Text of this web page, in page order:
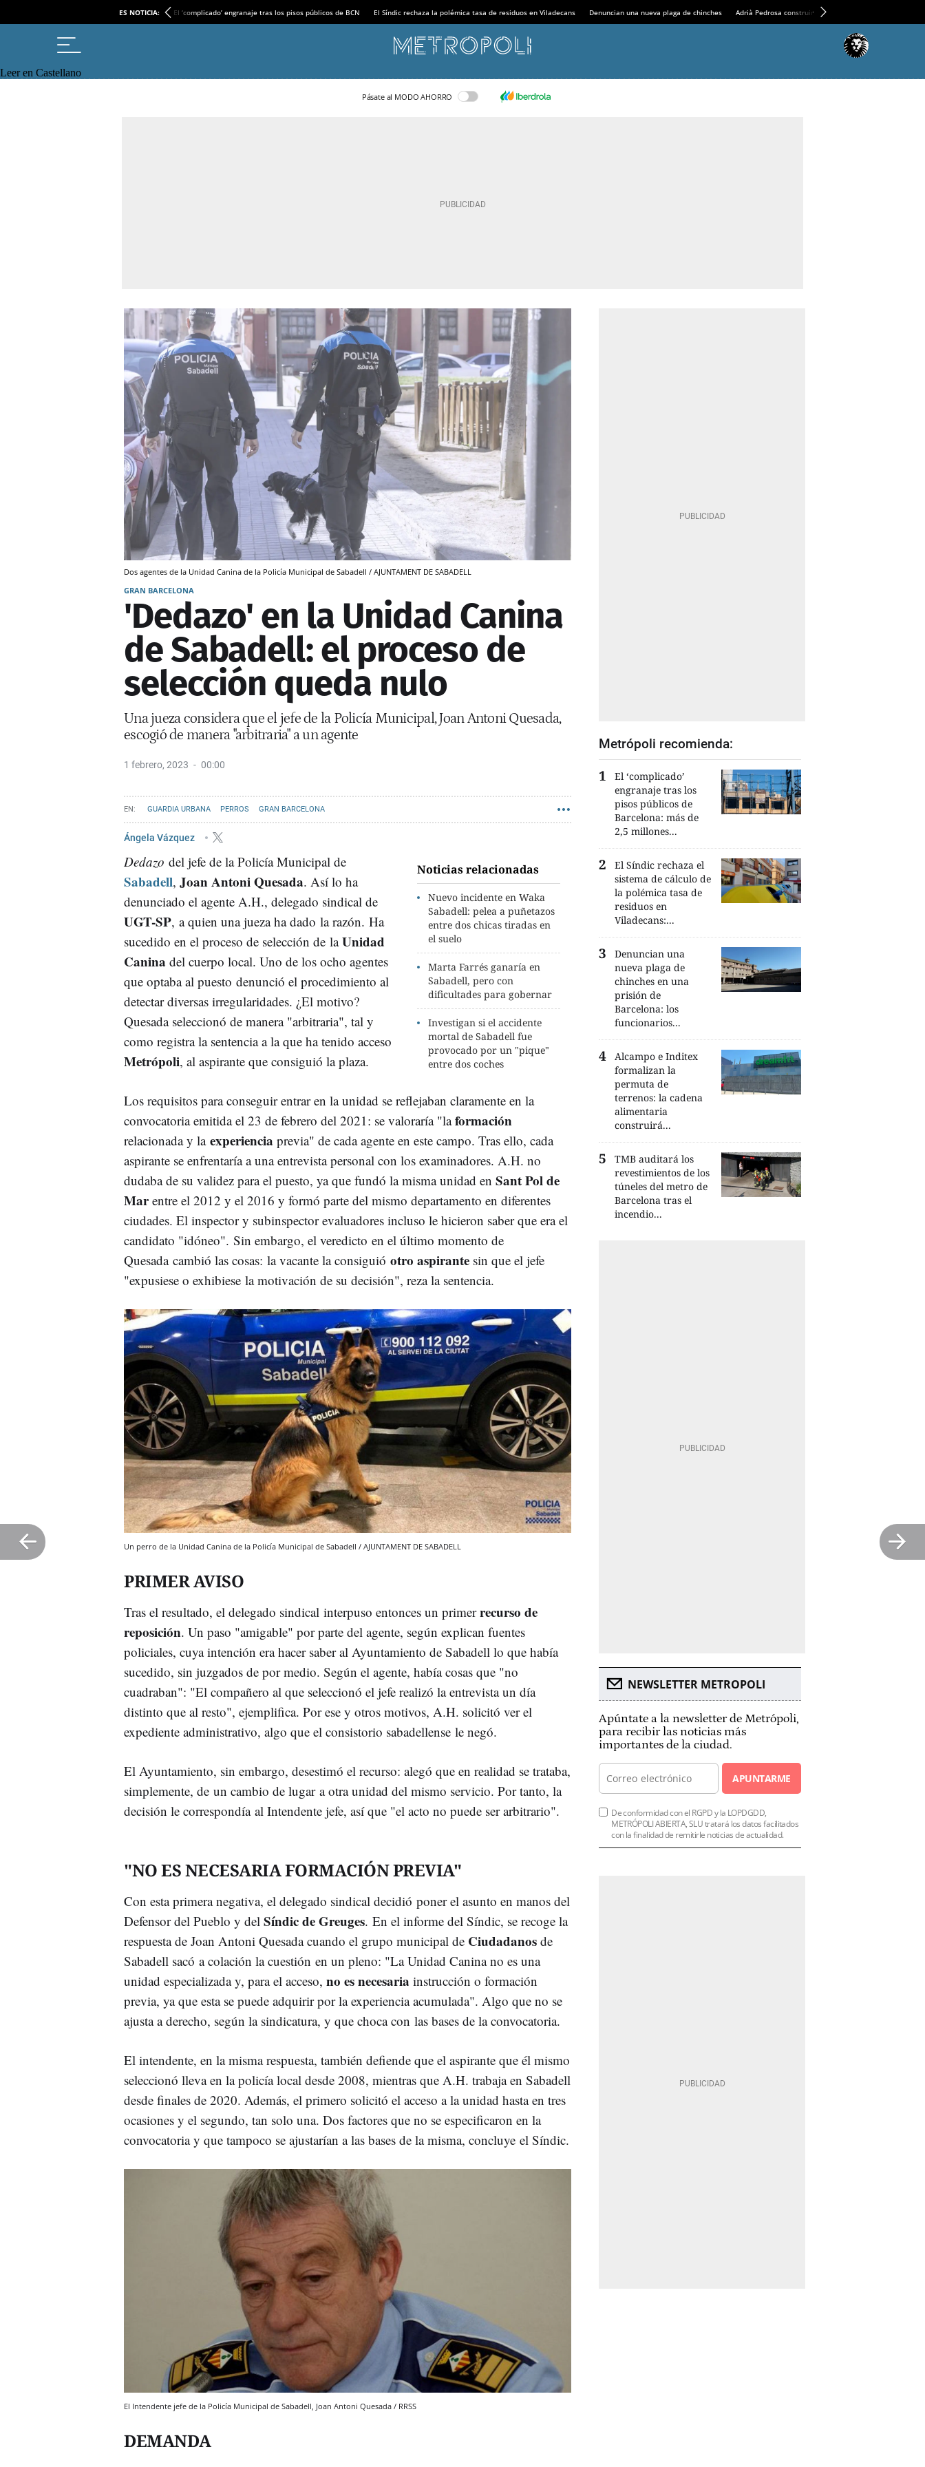
ES NOTICIA: El ‘complicado’ engranaje tras los pisos públicos de BCN El Síndic rechaza la polémica tasa de residuos en Viladecans Denuncian una nueva plaga de chinches Adrià Pedrosa construirá la nueva residencia en el
Leer en Castellano
Pásate al MODO AHORRO
Dos agentes de la Unidad Canina de la Policía Municipal de Sabadell / AJUNTAMENT DE SABADELL
GRAN BARCELONA
'Dedazo' en la Unidad Canina
de Sabadell: el proceso de
selección queda nulo
Una jueza considera que el jefe de la Policía Municipal, Joan Antoni Quesada,
escogió de manera "arbitraria" a un agente
1 febrero, 2023 00:00
GUARDIA URBANA PERROS GRAN BARCELONA
Ángela Vázquez
Noticias relacionadas
Nuevo incidente en Waka
Sabadell: pelea a puñetazos
entre dos chicas tiradas en
el suelo
Marta Farrés ganaría en
Sabadell, pero con
dificultades para gobernar
Investigan si el accidente
mortal de Sabadell fue
provocado por un "pique"
entre dos coches
Dedazo del jefe de la Policía Municipal de
Sabadell, Joan Antoni Quesada. Así lo ha
denunciado el agente A.H., delegado sindical de
UGT-SP, a quien una jueza ha dado la razón. Ha
sucedido en el proceso de selección de laUnidad
Canina del cuerpo local. Uno de los ocho agentes
que optaba al puesto denunció el procedimiento al
detectar diversas irregularidades. ¿El motivo?
Quesada seleccionó de manera "arbitraria", tal y
como registra la sentencia a la que ha tenido acceso
Metrópoli, al aspirante que consiguió la plaza.
Los requisitos para conseguir entrar en la unidad se reflejaban claramente en la
convocatoria emitida el 23 de febrero del 2021: se valoraría "laformación
relacionada y la experiencia previa" de cada agente en este campo. Tras ello, cada
aspirante se enfrentaría a una entrevista personal con los examinadores. A.H. no
dudaba de su validez para el puesto, ya que fundó la misma unidad en Sant Pol de
Marentre el 2012 y el 2016 y formó parte del mismo departamento en diferentes
ciudades. El inspector y subinspector evaluadores incluso le hicieron saber que era el
candidato "idóneo". Sin embargo, el veredicto en el último momento de
Quesada cambió las cosas: la vacante la consiguió otro aspirante sin que el jefe
"expusiese o exhibiese la motivación de su decisión", reza la sentencia.
Un perro de la Unidad Canina de la Policía Municipal de Sabadell / AJUNTAMENT DE SABADELL
PRIMER AVISO
Tras el resultado, el delegado sindical interpuso entonces un primerrecurso de
reposición. Un paso "amigable" por parte del agente, según explican fuentes
policiales, cuya intención era hacer saber al Ayuntamiento de Sabadell lo que había
sucedido, sin juzgados de por medio. Según el agente, había cosas que "no
cuadraban": "El compañero al que seleccionó el jefe realizó la entrevista un día
distinto que al resto", ejemplifica. Por ese y otros motivos, A.H. solicitó ver el
expediente administrativo, algo que el consistorio sabadellense le negó.
El Ayuntamiento, sin embargo, desestimó el recurso: alegó que en realidad se trataba,
simplemente, de un cambio de lugar a otra unidad del mismo servicio. Por tanto, la
decisión le correspondía al Intendente jefe, así que "el acto no puede ser arbitrario".
"NO ES NECESARIA FORMACIÓN PREVIA"
Con esta primera negativa, el delegado sindical decidió poner el asunto en manos del
Defensor del Pueblo y del Síndic de Greuges. En el informe del Síndic, se recoge la
respuesta de Joan Antoni Quesada cuando el grupo municipal de Ciudadanos de
Sabadell sacó a colación la cuestión en un pleno: "La Unidad Canina no es una
unidad especializada y, para el acceso, no es necesaria instrucción o formación
previa, ya que esta se puede adquirir por la experiencia acumulada". Algo que no se
ajusta a derecho, según la sindicatura, y que choca con las bases de la convocatoria.
El intendente, en la misma respuesta, también defiende que el aspirante que él mismo
seleccionó lleva en la policía local desde 2008, mientras que A.H. trabaja en Sabadell
desde finales de 2020. Además, el primero solicitó el acceso a la unidad hasta en tres
ocasiones y el segundo, tan solo una. Dos factores que no se especificaron en la
convocatoria y que tampoco se ajustarían a las bases de la misma, concluye el Síndic.
El Intendente jefe de la Policía Municipal de Sabadell, Joan Antoni Quesada / RRSS
DEMANDA
Metrópoli recomienda:
El ‘complicado’
engranaje tras los
pisos públicos de
Barcelona: más de
2,5 millones...
El Síndic rechaza el
sistema de cálculo de
la polémica tasa de
residuos en
Viladecans:...
Denuncian una
nueva plaga de
chinches en una
prisión de
Barcelona: los
funcionarios...
Alcampo e Inditex
formalizan la
permuta de
terrenos: la cadena
alimentaria
construirá...
TMB auditará los
revestimientos de los
túneles del metro de
Barcelona tras el
incendio...
NEWSLETTER METROPOLI
Apúntate a la newsletter de Metrópoli,
para recibir las noticias más
importantes de la ciudad.
APUNTARME
De conformidad con el RGPD y la LOPDGDD,
METRÓPOLI ABIERTA, SLU tratará los datos facilitados
con la finalidad de remitirle noticias de actualidad.